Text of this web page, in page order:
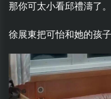
那你可太小看邱禮濤了。
徐展東把可怡和她的孩